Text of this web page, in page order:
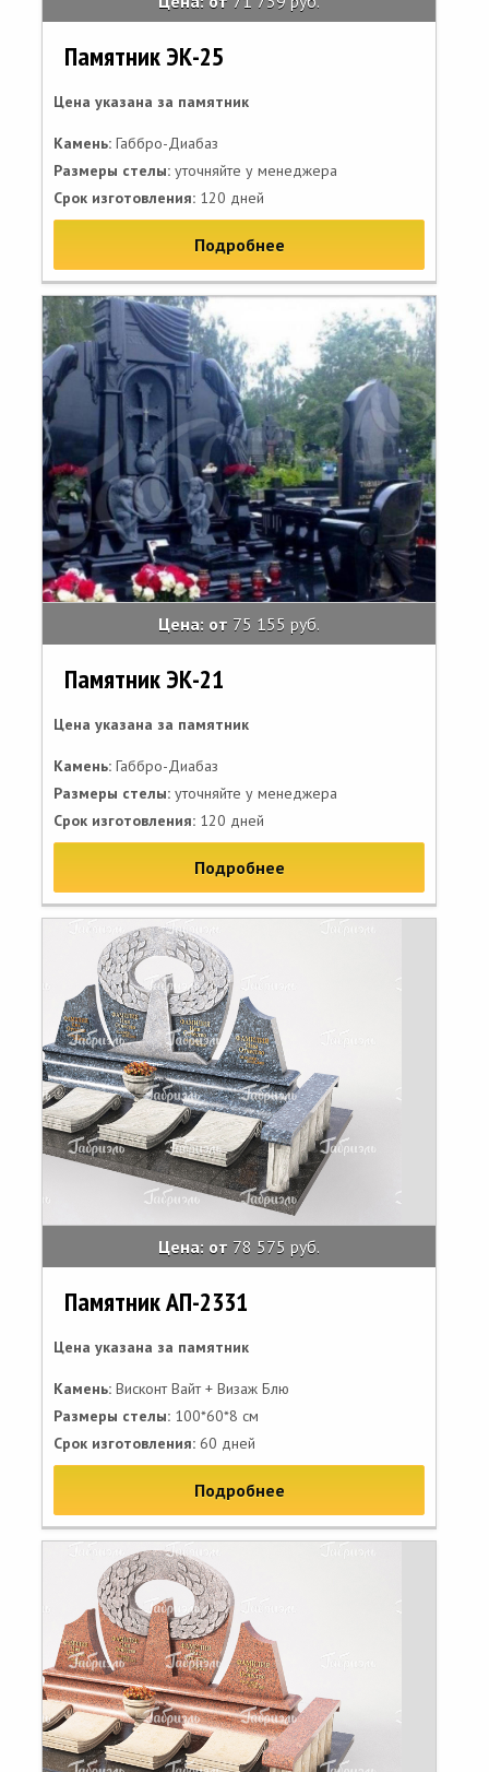
Памятник ЭК-25
Цена указана за памятник
Камень: Габбро-Диабаз
Размеры стелы: уточняйте у менеджера
Срок изготовления: 120 дней
Подробнее
Цена: от 75 155 руб.
Памятник ЭК-21
Цена указана за памятник
Камень: Габбро-Диабаз
Размеры стелы: уточняйте у менеджера
Срок изготовления: 120 дней
Подробнее
Цена: от 78 575 руб.
Памятник АП-2331
Цена указана за памятник
Камень: Висконт Вайт + Визаж Блю
Размеры стелы: 100*60*8 см
Срок изготовления: 60 дней
Подробнее